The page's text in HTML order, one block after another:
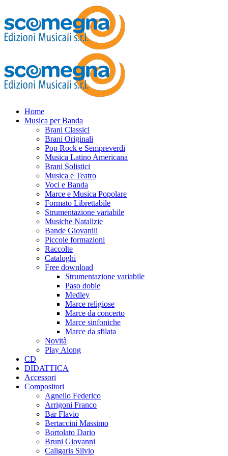
Home
Musica per Banda
Brani Classici
Brani Originali
Pop Rock e Sempreverdi
Musica Latino Americana
Brani Solistici
Musica e Teatro
Voci e Banda
Marce e Musica Popolare
Formato Librettabile
Strumentazione variabile
Musiche Natalizie
Bande Giovanili
Piccole formazioni
Raccolte
Cataloghi
Free download
Strumentazione variabile
Paso doble
Medley
Marce religiose
Marce da concerto
Marce sinfoniche
Marce da sfilata
Novità
Play Along
CD
DIDATTICA
Accessori
Compositori
Agnello Federico
Arrigoni Franco
Bar Flavio
Bertaccini Massimo
Bortolato Dario
Bruni Giovanni
Caligaris Silvio